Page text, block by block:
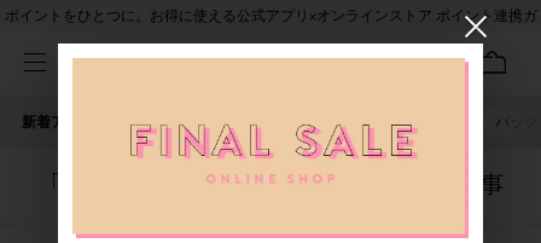
ポイントをひとつに。お得に使える公式アプリ×オンラインストア ポイント連携ガ
新着アイテム 人気ワード セール 40th限定 バッグ
「1011301.2520058.0999」に関する記事